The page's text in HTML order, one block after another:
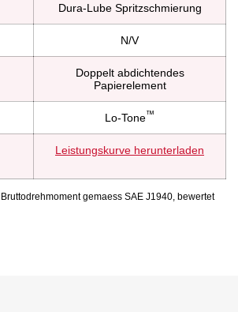
Dura-Lube Spritzschmierung
N/V
Doppelt abdichtendes
Papierelement
Lo-Tone™
Leistungskurve herunterladen
gemaess SAE J1940, bewertet